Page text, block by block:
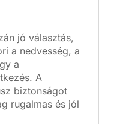
jó választás,
a nedvesség, a
a
A
biztonságot
rugalmas és jól